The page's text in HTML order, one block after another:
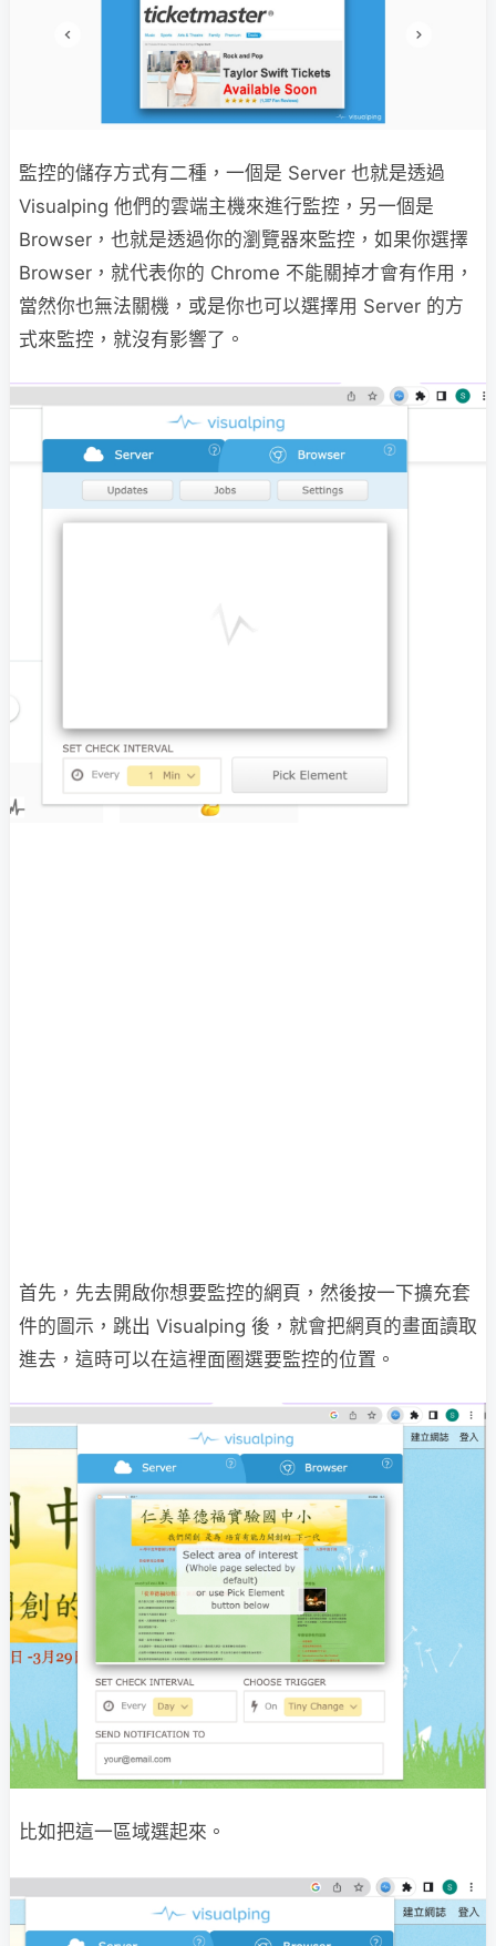
監控的儲存方式有二種，一個是 Server 也就是透過
Visualping 他們的雲端主機來進行監控，另一個是
Browser，也就是透過你的瀏覽器來監控，如果你選擇
Browser，就代表你的 Chrome 不能關掉才會有作用，
當然你也無法關機，或是你也可以選擇用 Server 的方
式來監控，就沒有影響了。
首先，先去開啟你想要監控的網頁，然後按一下擴充套
件的圖示，跳出 Visualping 後，就會把網頁的畫面讀取
進去，這時可以在這裡面圈選要監控的位置。
比如把這一區域選起來。